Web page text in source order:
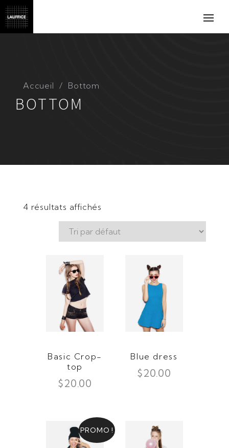
Accueil Bottom
BOTTOM
4 résultats affichés
Basic Crop-
top
$20.00
Blue dress
$20.00
PROMO !